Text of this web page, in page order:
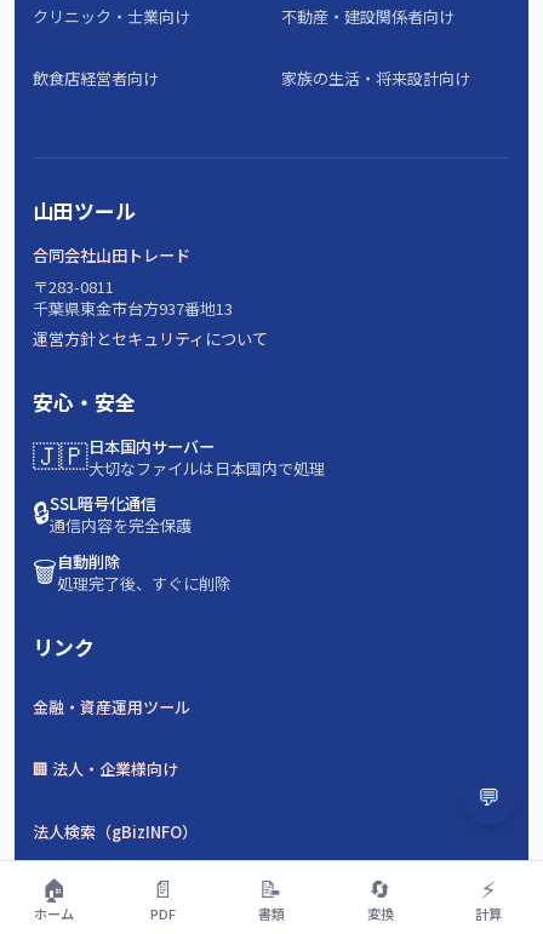
クリニック・士業向け 不動産・建設関係者向け
飲食店経営者向け 家族の生活・将来設計向け
山田ツール
合同会社山田トレード
〒283-0811
千葉県東金市台方937番地13
運営方針とセキュリティについて
安心・安全
🇯🇵日本国内サーバー
大切なファイルは日本国内で処理
🔒SSL暗号化通信
通信内容を完全保護
🗑️自動削除
処理完了後、すぐに削除
リンク
金融・資産運用ツール
🏢 法人・企業様向け
法人検索（gBizINFO）
補助金検索（Jグランツ）
🏠
ホーム
📄
PDF
📝
書類
🔄
変換
⚡
計算
💬